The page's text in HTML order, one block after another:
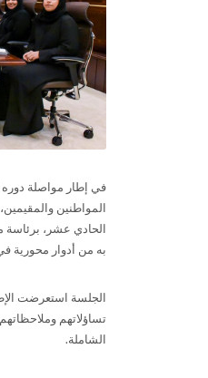
في إطار مواصلة دوره
المواطنين
الحادي عشر، برئاسة
به من أدوار محورية
الجلسة استعرضت
تساؤلاتهم
الشاملة.